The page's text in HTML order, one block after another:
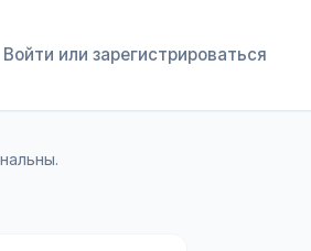
Войти или зарегистрироваться